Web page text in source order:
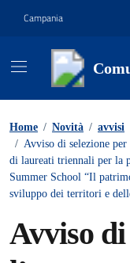
Campania
Home / Novità / avvisi
/ Avviso di selezione
di laureati triennali per la
Summer School “Il
sviluppo dei territori e
Avviso